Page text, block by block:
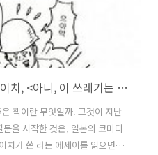
[책 감상/책 추천] 다키자와 슈이치, <아니, 이 쓰레기는 뭐지?>
책이란 무엇일까. 그것이 지난
을 시작한 것은, 일본의 코미디
치가 쓴 라는 에세이를 읽으면서